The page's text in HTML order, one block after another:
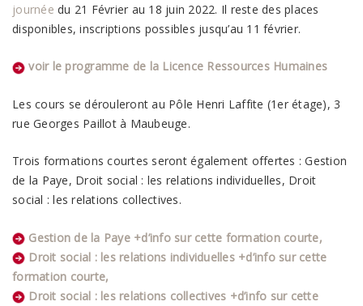
journée du 21 Février au 18 juin 2022. Il reste des places
disponibles, inscriptions possibles jusqu’au 11 février.
voir le programme de la Licence Ressources Humaines
Les cours se dérouleront au Pôle Henri Laffite (1er étage), 3
rue Georges Paillot à Maubeuge.
Trois formations courtes seront également offertes : Gestion
de la Paye, Droit social : les relations individuelles, Droit
social : les relations collectives.
Gestion de la Paye +d’info sur cette formation courte,
Droit social : les relations individuelles +d’info sur cette
formation courte,
Droit social : les relations collectives +d’info sur cette